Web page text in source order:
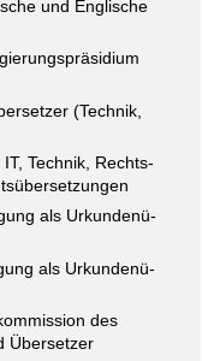
und Englische
(Technik,
Technik, Rechts­
als Urkundenü­
als Urkundenü­
des
Übersetzer